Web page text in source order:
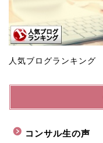
人気ブログランキング
コンサル生の声